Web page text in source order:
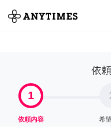
全て
依
1
依頼内容 希